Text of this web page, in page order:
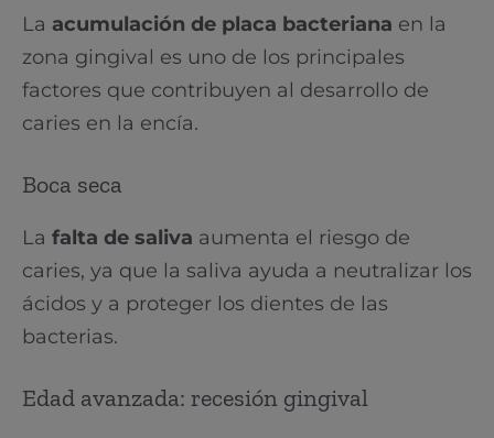
La acumulación de placa bacteriana en la
zona gingival es uno de los principales
factores que contribuyen al desarrollo de
caries en la encía.
Boca seca
La falta de saliva aumenta el riesgo de
caries, ya que la saliva ayuda a neutralizar los
ácidos y a proteger los dientes de las
bacterias.
Edad avanzada: recesión gingival